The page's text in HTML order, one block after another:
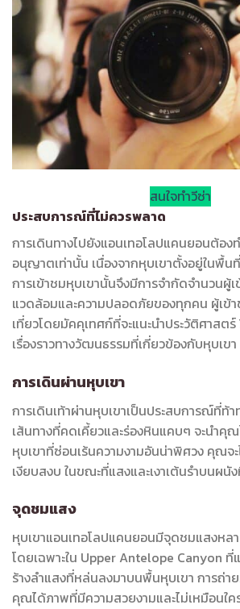
สนใจทำวีซ่า
ประสบการณ์ที่ไม่ควรพลาด
การเดินทางไปยังแอนเทอโลปแคนยอนต้อง
อนุญาตเท่านั้น เนื่องจากหุบเขาตั้งอยู่ในพื้น
การเข้าชมหุบเขานั้นจึงมีการจำกัดจำนวนผู้
แวดล้อมและความปลอดภัยของทุกคน ผู้เข้า
เที่ยวโดยมัคคุเทศก์ที่จะแนะนำประวัติศาสต
เรื่องราวทางวัฒนธรรมที่เกี่ยวข้องกับหุบเขา
การเดินผ่านหุบเขา
การเดินเท้าผ่านหุบเขาเป็นประสบการณ์ที่ท้
เส้นทางที่คดเคี้ยวและร่องหินแคบๆ จะนำคุ
หุบเขาที่ซ่อนเร้นความงามอันน่าพิศวง คุณจ
เงียบสงบ ในขณะที่แสงและเงาเต้นรำบนผนั
จุดชมแสง
หุบเขาแอนเทอโลปแคนยอนมีจุดชมแสงหล
โดยเฉพาะใน Upper Antelope Canyon
ร้างลำแสงที่หล่นลงมาบนพื้นหุบเขา การถ่า
คุณได้ภาพที่มีความสวยงามและไม่เหมือนใค